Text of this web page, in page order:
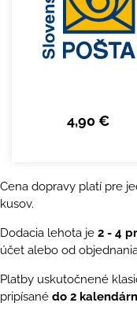
4,90 €
Cena dopravy platí pre
kusov.
Dodacia lehota je 2 - 4
účet alebo od
Platby uskutočnené
pripísané do 2